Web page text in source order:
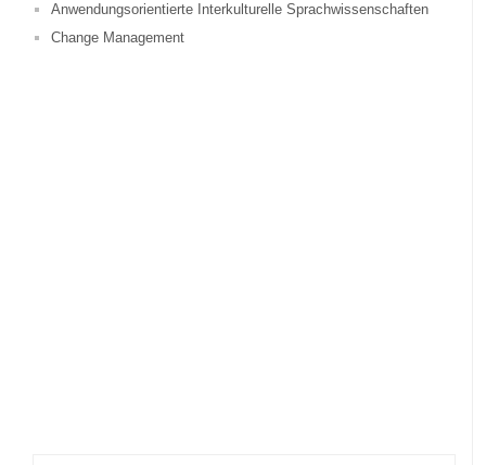
Anwendungsorientierte Interkulturelle Sprachwissenschaften
Change Management